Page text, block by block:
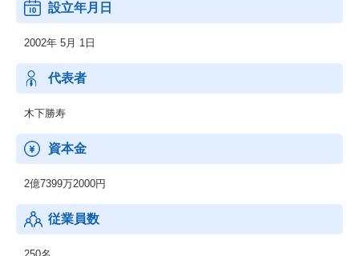
設立年月日
2002年 5月 1日
代表者
木下勝寿
資本金
2億7399万2000円
従業員数